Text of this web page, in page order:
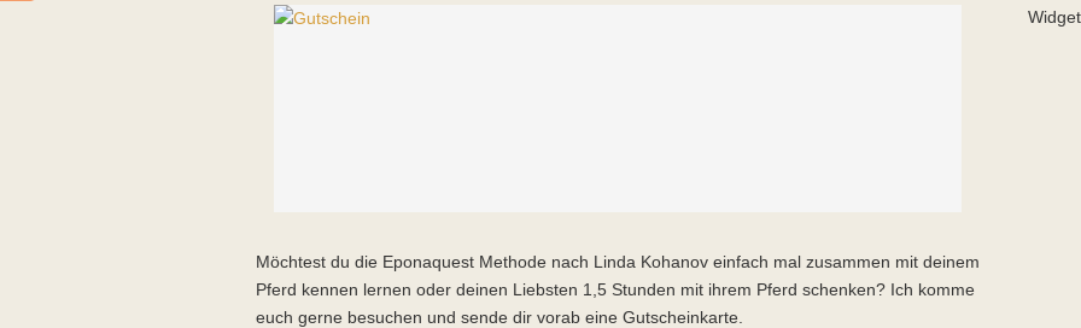
Möchtest du die Eponaquest Methode nach Linda Kohanov einfach mal zusammen mit deinem
Pferd kennen lernen oder deinen Liebsten 1,5 Stunden mit ihrem Pferd schenken? Ich komme
euch gerne besuchen und sende dir vorab eine Gutscheinkarte.